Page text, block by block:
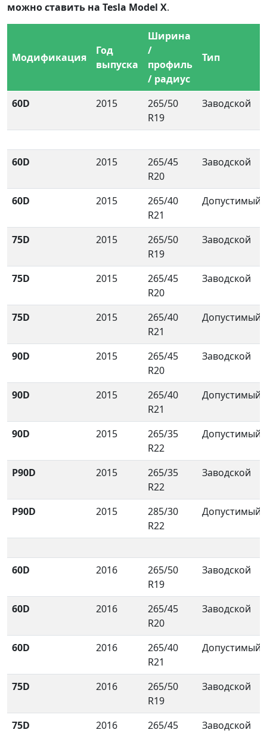
можно ставить на Tesla Model X.
Модификация
Год
выпуска
Ширина
/
профиль
/ радиус
Тип
60D 2015
265/50
R19
Заводской
60D 2015
265/45
R20
Заводской
60D 2015
265/40
R21
Допустимый
75D 2015
265/50
R19
Заводской
75D 2015
265/45
R20
Заводской
75D 2015
265/40
R21
Допустимый
90D 2015
265/45
R20
Заводской
90D 2015
265/40
R21
Допустимый
90D 2015
265/35
R22
Допустимый
P90D 2015
265/35
R22
Заводской
P90D 2015
285/30
R22
Допустимый
60D 2016
265/50
R19
Заводской
60D 2016
265/45
R20
Заводской
60D 2016
265/40
R21
Допустимый
75D 2016
265/50
R19
Заводской
75D 2016
265/45
Заводской